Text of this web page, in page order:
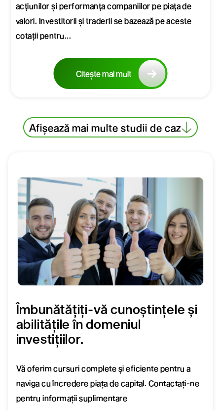
acțiunilor și performanța companiilor pe piața de
valori. Investitorii și traderii se bazează pe aceste
cotații pentru...
Citește mai mult
Afișează mai multe studii de caz
Îmbunătățiți-vă cunoștințele și
abilitățile în domeniul
investițiilor.
Vă oferim cursuri complete și eficiente pentru a
naviga cu încredere piața de capital. Contactați-ne
pentru informații suplimentare